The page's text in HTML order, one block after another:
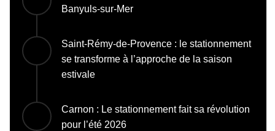
Banyuls-sur-Mer
Saint-Rémy-de-Provence : le stationnement
se transforme à l’approche de la saison
estivale
Carnon : Le stationnement fait sa révolution
pour l’été 2026